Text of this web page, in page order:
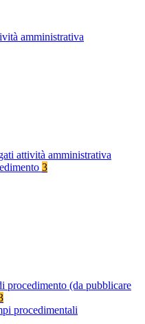
amministrativa
attività amministrativa
3
procedimento (da pubblicare
procedimentali